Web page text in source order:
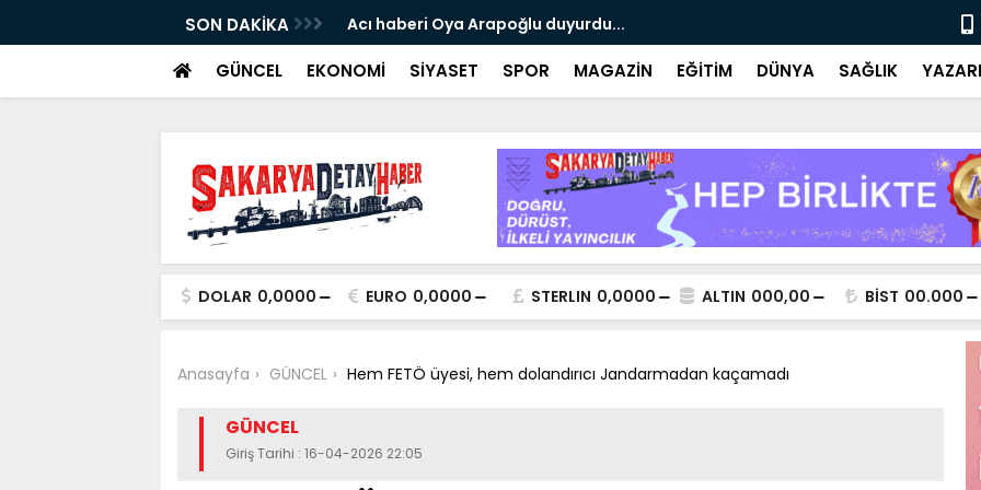
SON DAKİKA Acı haberi Oya Arapoğlu duyurdu... Motosiklet
GÜNCEL EKONOMİ SİYASET SPOR MAGAZİN EĞİTİM DÜNYA SAĞLIK
DOLAR 0,0000 EURO 0,0000 STERLIN 0,0000 ALTIN 000,00 BİST 00.000
Anasayfa GÜNCEL Hem FETÖ üyesi, hem dolandırıcı Jandarmadan kaçamadı
GÜNCEL
Giriş Tarihi : 16-04-2026 22:05